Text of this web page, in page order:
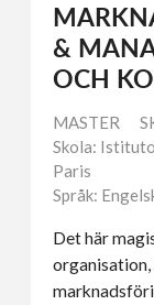
&
OCH
MASTER
Skola:
Paris
Språk:
Det här